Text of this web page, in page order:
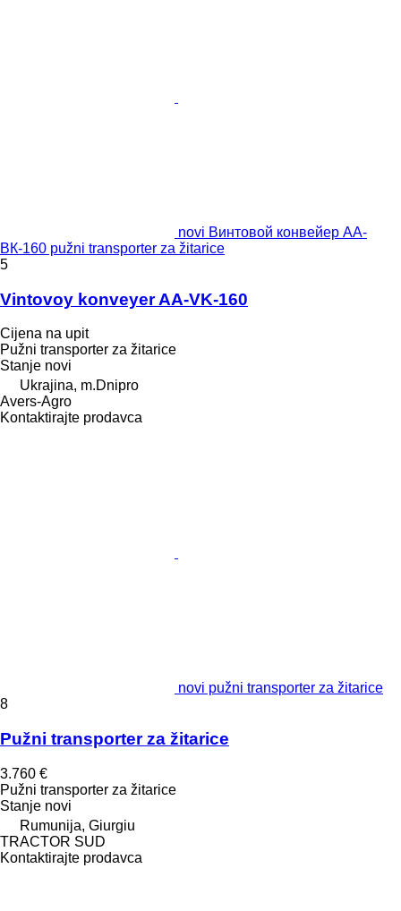
novi Винтовой конвейер АА-
ВК-160 pužni transporter za žitarice
5
Vintovoy konveyer AA-VK-160
Cijena na upit
Pužni transporter za žitarice
Stanje novi
Ukrajina, m.Dnipro
Avers-Agro
Kontaktirajte prodavca
novi pužni transporter za žitarice
8
Pužni transporter za žitarice
3.760 €
Pužni transporter za žitarice
Stanje novi
Rumunija, Giurgiu
TRACTOR SUD
Kontaktirajte prodavca